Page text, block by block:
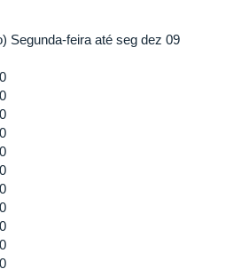
Segunda-feira até seg dez 09